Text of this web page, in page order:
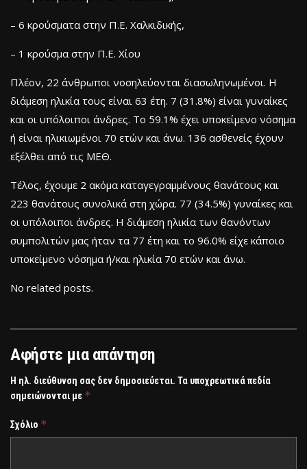
– 6 κρούσματα στην Π.Ε. Χαλκιδικής,
– 1 κρούσμα στην Π.Ε. Χίου
Πλέον, 22 άνθρωποι νοσηλεύονται διασωληνωμένοι. Η
διάμεση ηλικία τους είναι 63 έτη. 7 (31.8%) είναι γυναίκες
και οι υπόλοιποι άνδρες. To 59.1% έχει υποκείμενο νόσημα
ή είναι ηλικιωμένοι 70 ετών και άνω. 136 ασθενείς έχουν
εξέλθει από τις ΜΕΘ.
Τέλος, έχουμε 2 ακόμα καταγεγραμμένους θανάτους και
223 θανάτους συνολικά στη χώρα. 77 (34.5%) γυναίκες και
οι υπόλοιποι άνδρες. Η διάμεση ηλικία των θανόντων
συμπολιτών μας ήταν τα 77 έτη και το 96.0% είχε κάποιο
υποκείμενο νόσημα ή/και ηλικία 70 ετών και άνω.
No related posts.
Αφήστε μια απάντηση
Η ηλ. διεύθυνση σας δεν δημοσιεύεται. Τα υποχρεωτικά πεδία
σημειώνονται με *
Σχόλιο *